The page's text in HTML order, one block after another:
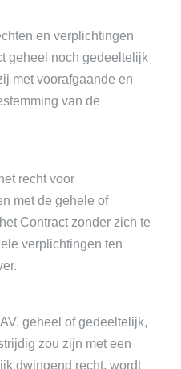
en verplichtingen
geheel noch gedeeltelijk
met voorafgaande en
van de
recht voor
met de gehele of
Contract zonder zich te
verplichtingen ten
geheel of gedeeltelijk,
zou zijn met een
dwingend recht, wordt